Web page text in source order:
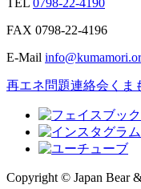
FAX 0798-22-4196
E-Mail
再エネ問題連絡会 くま
Copyright © Japan Bear